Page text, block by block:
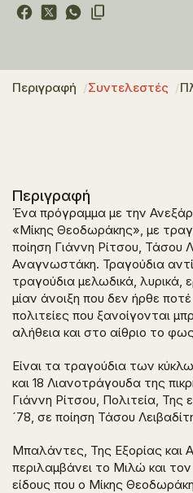
Περιγραφή Συντελεστές
Περιγραφή
Ένα πρόγραμμα με την
«Μίκης Θεοδωράκης», με
ποίηση Γιάννη Ρίτσου, Τάσου
Αναγνωστάκη. Τραγούδια
τραγούδια μελωδικά, λυρικά,
μίαν άνοιξη που δεν ήρθε
πολιτείες που ξανοίγονται
αλήθεια και στο αίθριο το
Είναι τα τραγούδια των
και 18 Λιανοτράγουδα της
Γιάννη Ρίτσου, Πολιτεία, Της
´78, σε ποίηση Τάσου
Μπαλάντες, Της Εξορίας και
περιλαμβάνει το Μιλώ και τον
είδους που ο Μίκης